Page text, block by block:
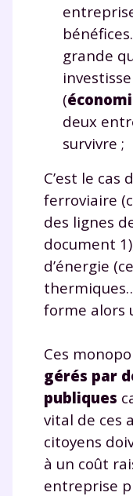
grande
(
deux
survivre ;
C’est le
ferroviaire
des lignes
document
d’énergie
forme alors
Ces
gérés par
publiques
vital de ces
citoyens
à un coût
entreprise